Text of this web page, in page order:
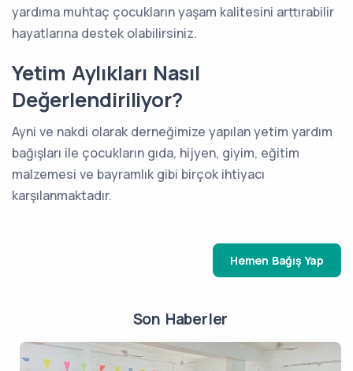
yardıma muhtaç çocukların yaşam kalitesini arttırabilir
hayatlarına destek olabilirsiniz.
Yetim Aylıkları Nasıl
Değerlendiriliyor?
Ayni ve nakdi olarak derneğimize yapılan yetim yardım
bağışları ile çocukların gıda, hijyen, giyim, eğitim
malzemesi ve bayramlık gibi birçok ihtiyacı
karşılanmaktadır.
Hemen Bağış Yap
Son Haberler